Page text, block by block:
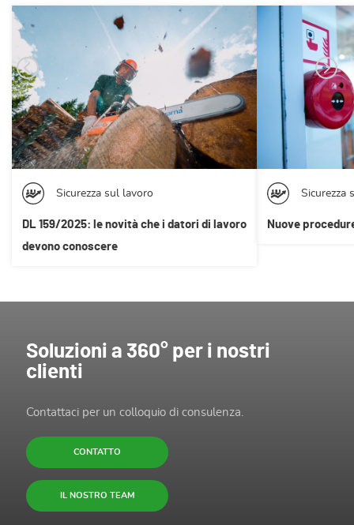
Sicurezza sul lavoro
DL 159/2025: le novità che i datori di lavoro
devono conoscere
Sicurezza
Nuove
Soluzioni a 360° per i nostri
clienti
Contattaci per un colloquio di consulenza.
CONTATTO
IL NOSTRO TEAM